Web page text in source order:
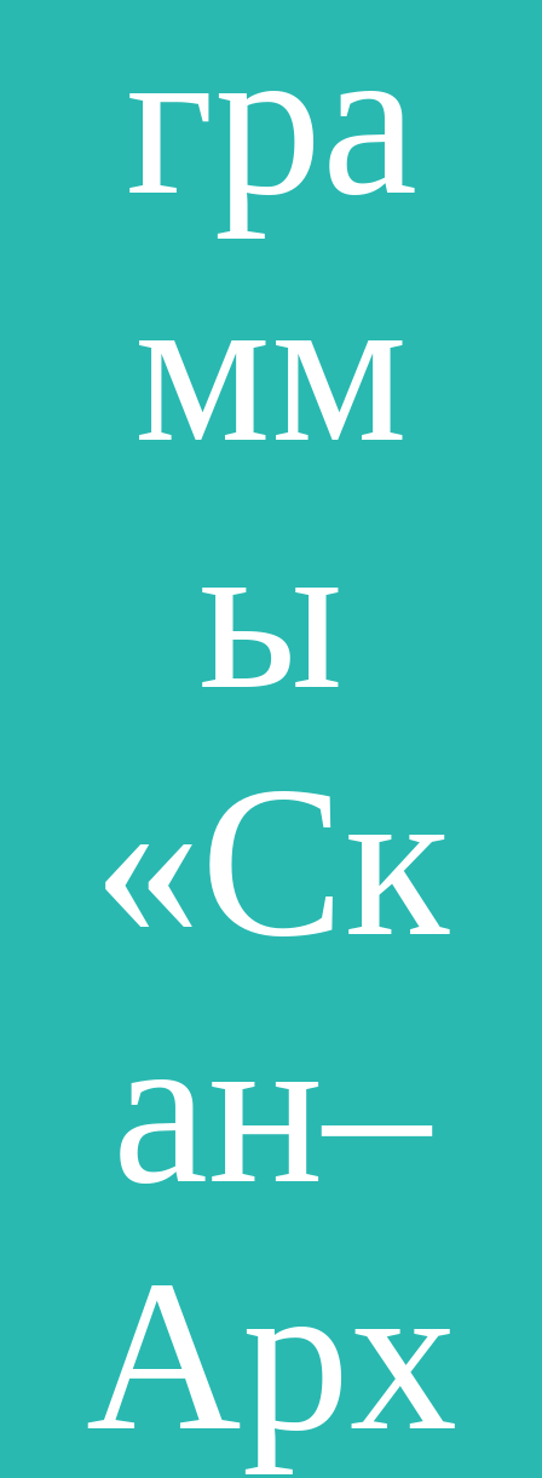
гра
мм
ы
«Ск
ан–
Арх